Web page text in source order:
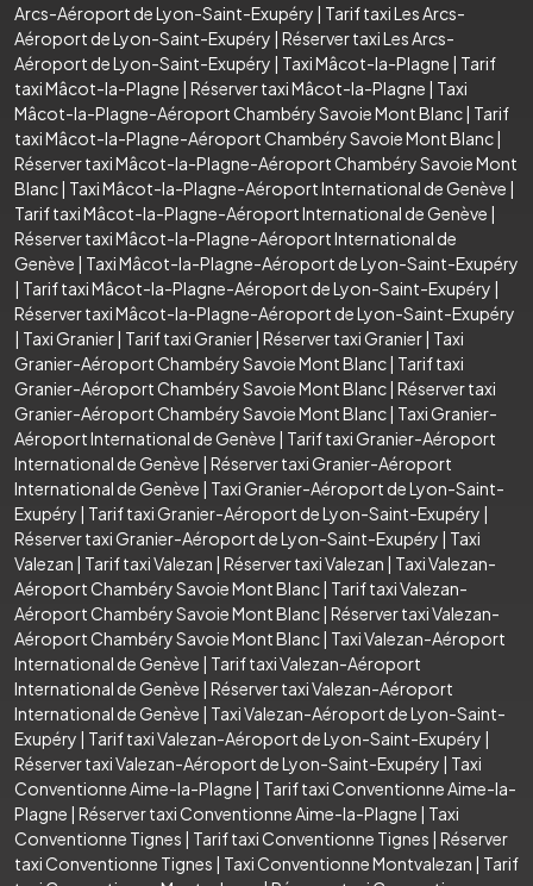
Arcs-Aéroport de Lyon-Saint-Exupéry | Tarif taxi Les Arcs-
Aéroport de Lyon-Saint-Exupéry | Réserver taxi Les Arcs-
Aéroport de Lyon-Saint-Exupéry | Taxi Mâcot-la-Plagne | Tarif
taxi Mâcot-la-Plagne | Réserver taxi Mâcot-la-Plagne | Taxi
Mâcot-la-Plagne-Aéroport Chambéry Savoie Mont Blanc| Tarif
taxi Mâcot-la-Plagne-Aéroport Chambéry Savoie Mont Blanc|
Réserver taxi Mâcot-la-Plagne-Aéroport Chambéry Savoie Mont
Blanc| Taxi Mâcot-la-Plagne-Aéroport International de Genève |
Tarif taxi Mâcot-la-Plagne-Aéroport International de Genève |
Réserver taxi Mâcot-la-Plagne-Aéroport International de
Genève | Taxi Mâcot-la-Plagne-Aéroport de Lyon-Saint-Exupéry
| Tarif taxi Mâcot-la-Plagne-Aéroport de Lyon-Saint-Exupéry |
Réserver taxi Mâcot-la-Plagne-Aéroport de Lyon-Saint-Exupéry
| Taxi Granier| Tarif taxi Granier| Réserver taxi Granier| Taxi
Granier-Aéroport Chambéry Savoie Mont Blanc| Tarif taxi
Granier-Aéroport Chambéry Savoie Mont Blanc| Réserver taxi
Granier-Aéroport Chambéry Savoie Mont Blanc| Taxi Granier-
Aéroport International de Genève | Tarif taxi Granier-Aéroport
International de Genève | Réserver taxi Granier-Aéroport
International de Genève | Taxi Granier-Aéroport de Lyon-Saint-
Exupéry | Tarif taxi Granier-Aéroport de Lyon-Saint-Exupéry |
Réserver taxi Granier-Aéroport de Lyon-Saint-Exupéry | Taxi
Valezan | Tarif taxi Valezan | Réserver taxi Valezan | Taxi Valezan-
Aéroport Chambéry Savoie Mont Blanc| Tarif taxi Valezan-
Aéroport Chambéry Savoie Mont Blanc| Réserver taxi Valezan-
Aéroport Chambéry Savoie Mont Blanc| Taxi Valezan-Aéroport
International de Genève | Tarif taxi Valezan-Aéroport
International de Genève | Réserver taxi Valezan-Aéroport
International de Genève | Taxi Valezan-Aéroport de Lyon-Saint-
Exupéry | Tarif taxi Valezan-Aéroport de Lyon-Saint-Exupéry |
Réserver taxi Valezan-Aéroport de Lyon-Saint-Exupéry | Taxi
Conventionne Aime-la-Plagne | Tarif taxi Conventionne Aime-la-
Plagne | Réserver taxi Conventionne Aime-la-Plagne | Taxi
Conventionne Tignes | Tarif taxi Conventionne Tignes | Réserver
taxi Conventionne Tignes | Taxi Conventionne Montvalezan | Tarif